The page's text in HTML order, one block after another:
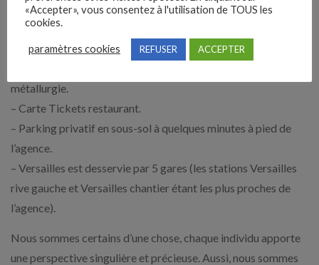
– Couverture santé et prévoyance (participation employeur
60%)
– CSE, 1% Patronal .
métallurgie.
– Carte Tickets restaurant.
– Parking privatif en sous-sol à quelques minutes à pied de
l’agence.
– Versailles est desservie par 5 gares (les stations Versailles
rive gauche et Versailles chantier étant les plus proches de
l’agence).
Nous sommes certains d’une chose, chaque individu apporte
une perspective singulière et précieuse. Aussi, nous sommes
«Accepter», vous consentez à l'utilisation de TOUS les
cookies.
paramètres cookies REFUSER ACCEPTER